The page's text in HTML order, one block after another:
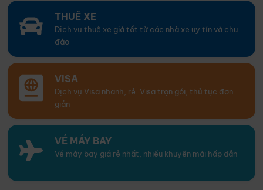
THUÊ XE
Dịch vụ thuê xe giá tốt từ các nhà xe uy tín và chu
đáo
VISA
Dịch vụ Visa nhanh, rẻ. Visa trọn gói, thủ tục đơn
giản
VÉ MÁY BAY
Vé máy bay giá rẻ nhất, nhiều khuyến mãi hấp dẫn